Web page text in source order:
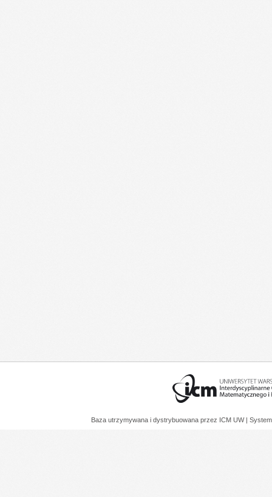
Baza utrzymywana i dystrybuowana przez ICM UW |